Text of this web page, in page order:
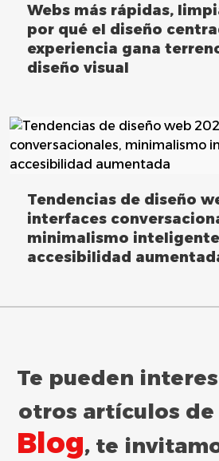
Webs más rápidas,
por qué el diseño
experiencia gana
diseño visual
Tendencias de diseño
interfaces
minimalismo
accesibilidad
Te pueden
otros artículos de
Blog, te